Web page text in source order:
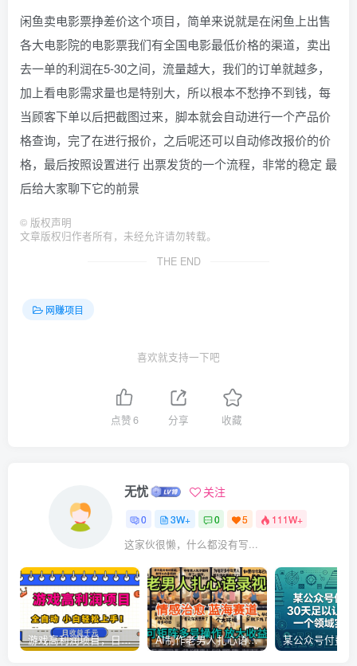
闲鱼卖电影票挣差价这个项目，简单来说就是在闲鱼上出售
各大电影院的电影票我们有全国电影最低价格的渠道，卖出
去一单的利润在5-30之间，流量越大，我们的订单就越多，
加上看电影需求量也是特别大，所以根本不愁挣不到钱，每
当顾客下单以后把截图过来，脚本就会自动进行一个产品价
格查询，完了在进行报价，之后呢还可以自动修改报价的价
格，最后按照设置进行 出票发货的一个流程，非常的稳定 最
后给大家聊下它的前景
© 版权声明
文章版权归作者所有，未经允许请勿转载。
THE END
网赚项目
喜欢就支持一下吧
点赞6 分享 收藏
无忧 关注
0 3W+ 0 5 111W+
这家伙很懒，什么都没有写...
游戏高利润项目，日收益1k+，全自动，无需值守，解放双手，小白轻松上手【揭秘】 AI制作老男人扎心语录，5分钟一条，操作简单，流量非常大，保姆级教程